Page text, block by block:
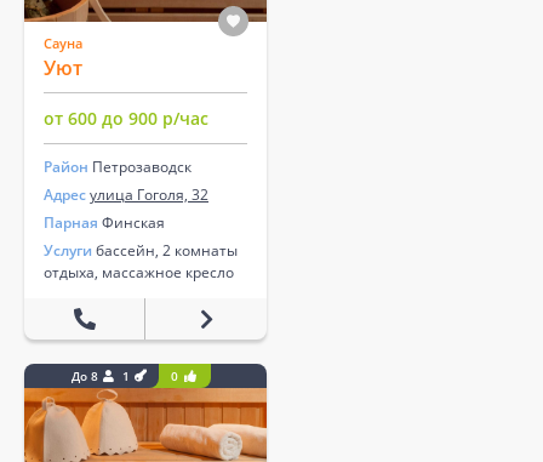
Сауна
Уют
от 600 до 900 р/час
Район Петрозаводск
Адресулица Гоголя, 32
Парная Финская
Услуги бассейн, 2 комнаты
отдыха, массажное кресло
До 8 1 0